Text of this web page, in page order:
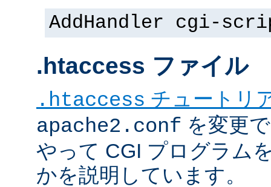
AddHandler cgi-
.htaccess ファイル
.htaccess チュートリ
apache2.conf を変更
やって CGI プログラム
かを説明しています。